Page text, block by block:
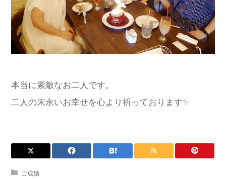
本当に素敵なお二人です。
二人の末永いお幸せを心より祈っております✨
ご成婚